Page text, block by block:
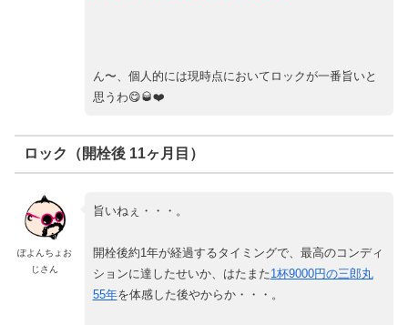
ん〜、個人的には現時点においてロックが一番旨いと
思うわ😋🥃❤️
ロック（開栓後 11ヶ月目）
ぽよんちょお
じさん
旨いねぇ・・・。
開栓後約1年が経過するタイミングで、最高のコンディ
ションに達したせいか、はたまた1杯9000円の三郎丸
55年を体感した後やからか・・・。